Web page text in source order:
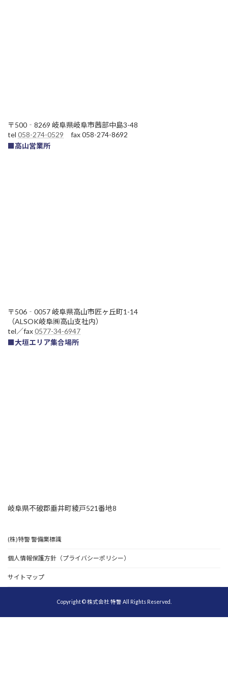
〒500‐8269 岐阜県岐阜市茜部中島3-48
tel 058-274-0529 fax 058-274-8692
■高山営業所
〒506‐0057 岐阜県高山市匠ヶ丘町1-14
（ALSOK岐阜㈱高山支社内）
tel／fax0577-34-6947
■大垣エリア集合場所
岐阜県不破郡垂井町綾戸521番地8
(株)特警 警備業標識
個人情報保護方針（プライバシーポリシー）
サイトマップ
Copyright © 株式会社 特警 All Rights Reserved.